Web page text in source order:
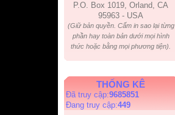
P.O. Box 1019, Orland, CA
95963 - USA
(Giữ bản quyền. Cấm in sao lại từng
phần hay toàn bản dưới mọi hình
thức hoặc bằng mọi phương tiện).
THỐNG KÊ
Đã truy cập:9685851
Đang truy cập:449